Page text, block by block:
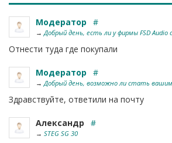
Модератор #
→ Добрый день, есть ли у фирмы FSD
Отнести туда где покупали
Модератор #
→ Добрый день, возможно ли стать
Здравствуйте, ответили на почту
Александр #
→ STEG SG 30